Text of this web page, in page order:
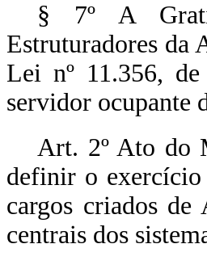
§ 7º A
Estruturadores da
Lei nº 11.356,
servidor ocupante
Art. 2º Ato do
definir o
cargos criados de
centrais dos